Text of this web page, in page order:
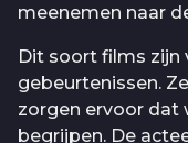
meenemen naar
Dit soort films zijn
gebeurtenissen.
zorgen ervoor dat
begrijpen. De